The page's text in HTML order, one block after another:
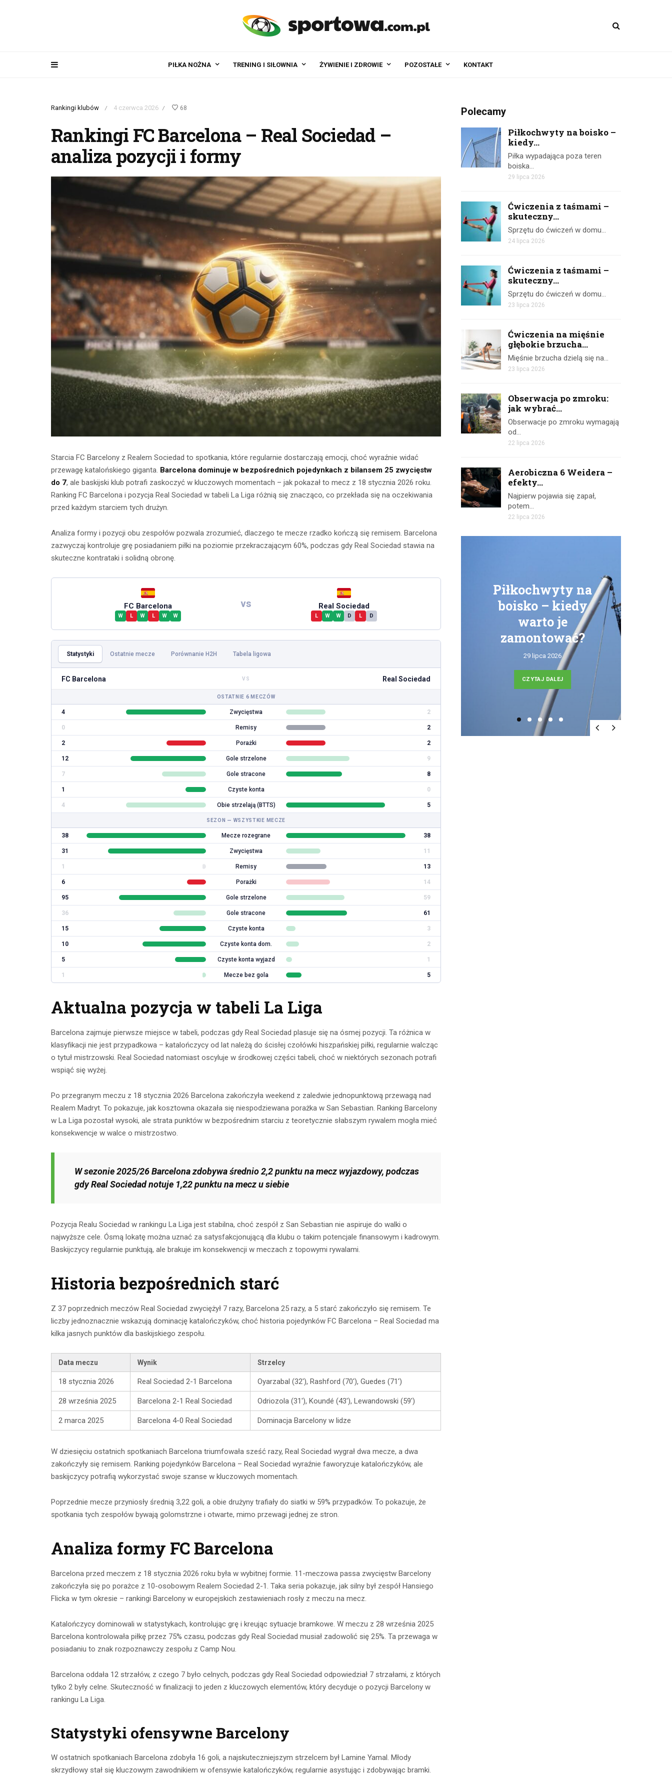
PIŁKA NOŻNA TRENING I SIŁOWNIA ŻYWIENIE I ZDROWIE POZOSTAŁE KONTAKT
Rankingi klubów / 4 czerwca 2026 / 68
Rankingi FC Barcelona – Real Sociedad –
analiza pozycji i formy
Starcia FC Barcelony z Realem Sociedad to spotkania, które regularnie dostarczają emocji, choć wyraźnie widać
przewagę katalońskiego giganta. Barcelona dominuje w bezpośrednich pojedynkach z bilansem 25 zwycięstw
do 7, ale baskijski klub potrafi zaskoczyć w kluczowych momentach – jak pokazał to mecz z 18 stycznia 2026 roku.
Ranking FC Barcelona i pozycja Real Sociedad w tabeli La Liga różnią się znacząco, co przekłada się na oczekiwania
przed każdym starciem tych drużyn.
Analiza formy i pozycji obu zespołów pozwala zrozumieć, dlaczego te mecze rzadko kończą się remisem. Barcelona
zazwyczaj kontroluje grę posiadaniem piłki na poziomie przekraczającym 60%, podczas gdy Real Sociedad stawia na
skuteczne kontrataki i solidną obronę.
FC Barcelona
W L W L W W
vs Real Sociedad
L W W D L D
Statystyki Ostatnie mecze Porównanie H2H Tabela ligowa
FC Barcelona VS Real Sociedad
OSTATNIE 6 MECZÓW
4 Zwycięstwa 2
0 Remisy 2
2 Porażki 2
12 Gole strzelone 9
7 Gole stracone 8
1 Czyste konta 0
4 Obie strzelają (BTTS) 5
SEZON — WSZYSTKIE MECZE
38 Mecze rozegrane 38
31 Zwycięstwa 11
1 Remisy 13
6 Porażki 14
95 Gole strzelone 59
36 Gole stracone 61
15 Czyste konta 3
10 Czyste konta dom. 2
5 Czyste konta wyjazd 1
1 Mecze bez gola 5
Aktualna pozycja w tabeli La Liga
Barcelona zajmuje pierwsze miejsce w tabeli, podczas gdy Real Sociedad plasuje się na ósmej pozycji. Ta różnica w
klasyfikacji nie jest przypadkowa – katalończycy od lat należą do ścisłej czołówki hiszpańskiej piłki, regularnie walcząc
o tytuł mistrzowski. Real Sociedad natomiast oscyluje w środkowej części tabeli, choć w niektórych sezonach potrafi
wspiąć się wyżej.
Po przegranym meczu z 18 stycznia 2026 Barcelona zakończyła weekend z zaledwie jednopunktową przewagą nad
Realem Madryt. To pokazuje, jak kosztowna okazała się niespodziewana porażka w San Sebastian. Ranking Barcelony
w La Liga pozostał wysoki, ale strata punktów w bezpośrednim starciu z teoretycznie słabszym rywalem mogła mieć
konsekwencje w walce o mistrzostwo.
W sezonie 2025/26 Barcelona zdobywa średnio 2,2 punktu na mecz wyjazdowy, podczas
gdy Real Sociedad notuje 1,22 punktu na mecz u siebie
Pozycja Realu Sociedad w rankingu La Liga jest stabilna, choć zespół z San Sebastian nie aspiruje do walki o
najwyższe cele. Ósmą lokatę można uznać za satysfakcjonującą dla klubu o takim potencjale finansowym i kadrowym.
Baskijczycy regularnie punktują, ale brakuje im konsekwencji w meczach z topowymi rywalami.
Historia bezpośrednich starć
Z 37 poprzednich meczów Real Sociedad zwyciężył 7 razy, Barcelona 25 razy, a 5 starć zakończyło się remisem. Te
liczby jednoznacznie wskazują dominację katalończyków, choć historia pojedynków FC Barcelona – Real Sociedad ma
kilka jasnych punktów dla baskijskiego zespołu.
Data meczu Wynik Strzelcy
18 stycznia 2026 Real Sociedad 2-1 Barcelona Oyarzabal (32′), Rashford (70′), Guedes (71′)
28 września 2025 Barcelona 2-1 Real Sociedad Odriozola (31′), Koundé (43′), Lewandowski (59′)
2 marca 2025 Barcelona 4-0 Real Sociedad Dominacja Barcelony w lidze
W dziesięciu ostatnich spotkaniach Barcelona triumfowała sześć razy, Real Sociedad wygrał dwa mecze, a dwa
zakończyły się remisem. Ranking pojedynków Barcelona – Real Sociedad wyraźnie faworyzuje katalończyków, ale
baskijczycy potrafią wykorzystać swoje szanse w kluczowych momentach.
Poprzednie mecze przyniosły średnią 3,22 goli, a obie drużyny trafiały do siatki w 59% przypadków. To pokazuje, że
spotkania tych zespołów bywają golomstrzne i otwarte, mimo przewagi jednej ze stron.
Analiza formy FC Barcelona
Barcelona przed meczem z 18 stycznia 2026 roku była w wybitnej formie. 11-meczowa passa zwycięstw Barcelony
zakończyła się po porażce z 10-osobowym Realem Sociedad 2-1. Taka seria pokazuje, jak silny był zespół Hansiego
Flicka w tym okresie – rankingi Barcelony w europejskich zestawieniach rosły z meczu na mecz.
Katalończycy dominowali w statystykach, kontrolując grę i kreując sytuacje bramkowe. W meczu z 28 września 2025
Barcelona kontrolowała piłkę przez 75% czasu, podczas gdy Real Sociedad musiał zadowolić się 25%. Ta przewaga w
posiadaniu to znak rozpoznawczy zespołu z Camp Nou.
Barcelona oddała 12 strzałów, z czego 7 było celnych, podczas gdy Real Sociedad odpowiedział 7 strzałami, z których
tylko 2 były celne. Skuteczność w finalizacji to jeden z kluczowych elementów, który decyduje o pozycji Barcelony w
rankingu La Liga.
Statystyki ofensywne Barcelony
W ostatnich spotkaniach Barcelona zdobyła 16 goli, a najskuteczniejszym strzelcem był Lamine Yamal. Młody
skrzydłowy stał się kluczowym zawodnikiem w ofensywie katalończyków, regularnie asystując i zdobywając bramki.
Polecamy
Piłkochwyty na boisko –
kiedy...
Piłka wypadająca poza teren
boiska…
29 lipca 2026
Ćwiczenia z taśmami –
skuteczny...
Sprzętu do ćwiczeń w domu…
24 lipca 2026
Ćwiczenia z taśmami –
skuteczny...
Sprzętu do ćwiczeń w domu…
23 lipca 2026
Ćwiczenia na mięśnie
głębokie brzucha...
Mięśnie brzucha dzielą się na…
23 lipca 2026
Obserwacja po zmroku:
jak wybrać...
Obserwacje po zmroku wymagają
od…
22 lipca 2026
Aerobiczna 6 Weidera –
efekty...
Najpierw pojawia się zapał,
potem…
22 lipca 2026
trening w domu
23 lipca 2026
CZYTAJ DALEJ
Ćwiczenia na
mięśnie głębokie
brzucha – jak je
poprawnie
wykonywać?
Obserwacja po
zmroku: jak
wybrać idealną
lornetkę w teren?
CZYTAJ DALEJ
Piłkochwyty na
boisko – kiedy
warto je
zamontować?
29 lipca 2026
CZYTAJ DALEJ